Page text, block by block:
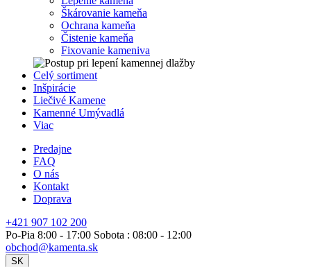
Škárovanie kameňa
Ochrana kameňa
Čistenie kameňa
Fixovanie kameniva
Celý sortiment
Inšpirácie
Liečivé Kamene
Kamenné Umývadlá
Viac
Predajne
FAQ
O nás
Kontakt
Doprava
+421 907 102 200
Po-Pia 8:00 - 17:00 Sobota : 08:00 - 12:00
obchod@kamenta.sk
SK